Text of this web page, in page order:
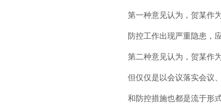
第一种意见认为，贺某作
防控工作出现严重隐患，
第二种意见认为，贺某作
但仅仅是以会议落实会议
和防控措施也都是流于形